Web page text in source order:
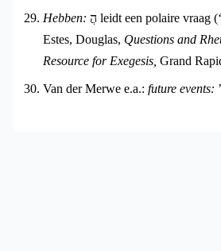
Hebben:
Estes, Douglas, Questions and
Resource for Exegesis, Grand
Van der Merwe e.a.: future events: